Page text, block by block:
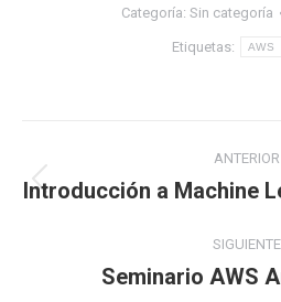
Categoría: Sin categoría
Etiquetas: AWS
ANTERIOR
Introducción a Machine
SIGUIENTE
Seminario AWS